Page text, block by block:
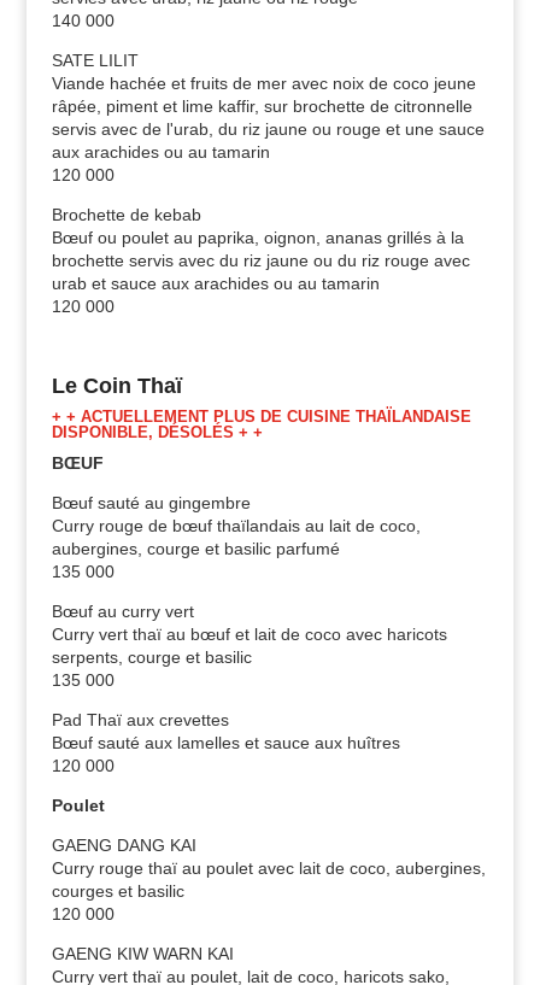
140 000
SATE LILIT
Viande hachée et fruits de mer avec noix de coco jeune
râpée, piment et lime kaffir, sur brochette de citronnelle
servis avec de l'urab, du riz jaune ou rouge et une sauce
aux arachides ou au tamarin
120 000
Brochette de kebab
Bœuf ou poulet au paprika, oignon, ananas grillés à la
brochette servis avec du riz jaune ou du riz rouge avec
urab et sauce aux arachides ou au tamarin
120 000
Le Coin Thaï
+ + ACTUELLEMENT PLUS DE CUISINE THAÏLANDAISE
DISPONIBLE, DÉSOLÉS + +
BŒUF
Bœuf sauté au gingembre
Curry rouge de bœuf thaïlandais au lait de coco,
aubergines, courge et basilic parfumé
135 000
Bœuf au curry vert
Curry vert thaï au bœuf et lait de coco avec haricots
serpents, courge et basilic
135 000
Pad Thaï aux crevettes
Bœuf sauté aux lamelles et sauce aux huîtres
120 000
Poulet
GAENG DANG KAI
Curry rouge thaï au poulet avec lait de coco, aubergines,
courges et basilic
120 000
GAENG KIW WARN KAI
Curry vert thaï au poulet, lait de coco, haricots sako,